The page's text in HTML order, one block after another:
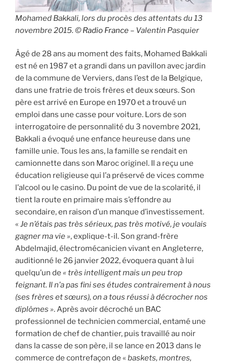
Mohamed Bakkali, lors du procès des attentats du 13
novembre 2015. ©Radio France – Valentin Pasquier
Âgé de 28 ans au moment des faits, Mohamed Bakkali
est né en 1987 et a grandi dans un pavillon avec jardin
de la commune de Verviers, dans l’est de la Belgique,
dans une fratrie de trois frères et deux sœurs. Son
père est arrivé en Europe en 1970 et a trouvé un
emploi dans une casse pour voiture. Lors de son
interrogatoire de personnalité du 3 novembre 2021,
Bakkali a évoqué une enfance heureuse dans une
famille unie. Tous les ans, la famille se rendait en
camionnette dans son Maroc originel. Il a reçu une
éducation religieuse qui l’a préservé de vices comme
l’alcool ou le casino. Du point de vue de la scolarité, il
tient la route en primaire mais s’effondre au
secondaire, en raison d’un manque d’investissement.
« Je n’étais pas très sérieux, pas très motivé, je voulais
gagner ma vie », explique-t-il. Son grand-frère
Abdelmajid, électromécanicien vivant en Angleterre,
auditionné le 26 janvier 2022, évoquera quant à lui
quelqu’un de « très intelligent mais un peu trop
feignant. Il n’a pas fini ses études contrairement à nous
(ses frères et sœurs), on a tous réussi à décrocher nos
diplômes ». Après avoir décroché un BAC
professionnel de technicien commercial, entamé une
formation de chef de chantier, puis travaillé au noir
dans la casse de son père, il se lance en 2013 dans le
commerce de contrefaçon de « baskets, montres,